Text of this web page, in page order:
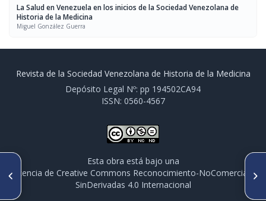
La Salud en Venezuela en los inicios de la Sociedad Venezolana de
Historia de la Medicina
Miguel González Guerra
ARTÍCULO ANTERIOR
Dr. Joaquín Díaz González
SIGUIENTE ARTÍCULO
Dr. Ambrosio Perera
Meléndez (1904-1977)
Revista de la Sociedad Venezolana de Historia de la Medicina
Depósito Legal Nº: pp 194502CA94
ISSN: 0560-4567
Esta obra está bajo una
licencia de Creative Commons Reconocimiento-NoComercial-
SinDerivadas 4.0 Internacional